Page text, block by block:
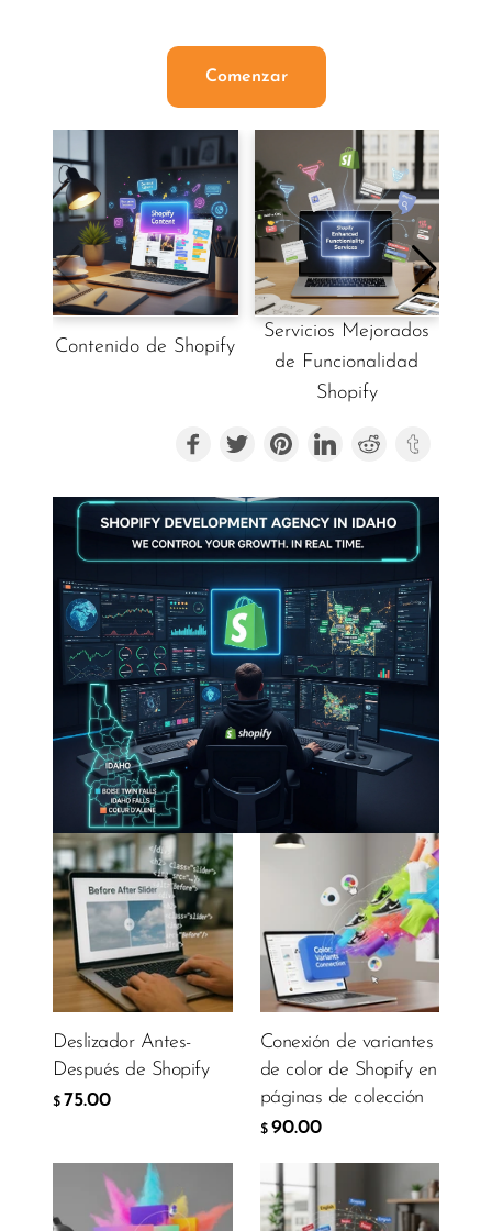
Comenzar
Contenido de Shopify
Servicios Mejorados
de Funcionalidad
Shopify
Deslizador Antes-
Después de Shopify
$ 75.00
Conexión de variantes
de color de Shopify en
páginas de colección
$ 90.00